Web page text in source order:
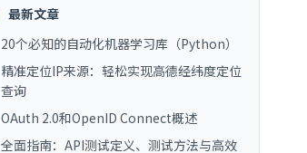
最新文章
20个必知的自动化机器学习库（Python）
精准定位IP来源：轻松实现高德经纬度定位
查询
OAuth 2.0和OpenID Connect概述
全面指南：API测试定义、测试方法与高效